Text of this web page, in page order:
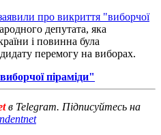
про викриття "виборчої
депутата, яка
і повинна була
перемогу на виборах.
піраміди"
в Telegram. Підписуйтесь на